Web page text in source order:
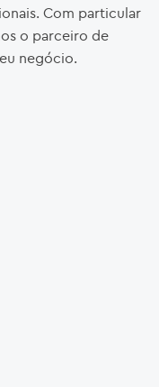
Com particular
o parceiro de
negócio.